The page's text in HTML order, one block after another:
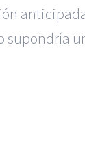
supondría